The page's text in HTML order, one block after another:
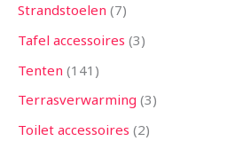
Strandstoelen 7
Tafel accessoires 3
Tenten 141
Terrasverwarming 3
Toilet accessoires 2